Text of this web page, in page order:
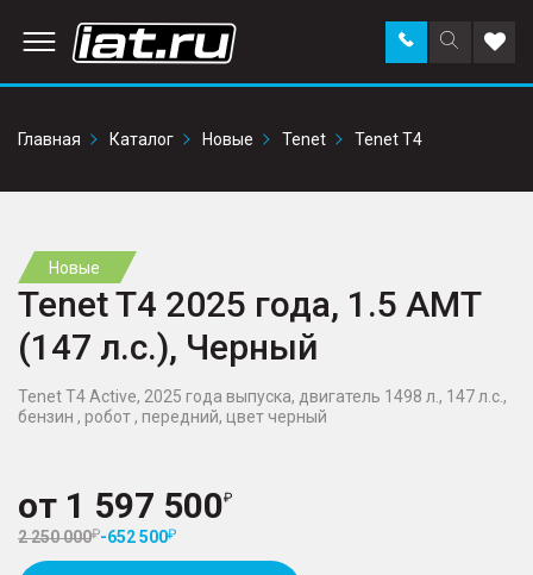
Поиск
по
Заказать
звонок в
Главная
Каталог Новые Tenet Tenet T4
Новые
Tenet T4 2025 года, 1.5 AMT
(147 л.с.), Черный
Tenet T4 Active, 2025 года выпуска, двигатель 1498 л., 147 л.с.,
бензин , робот , передний, цвет черный
от 1 597 500
2 250 000 -652 500